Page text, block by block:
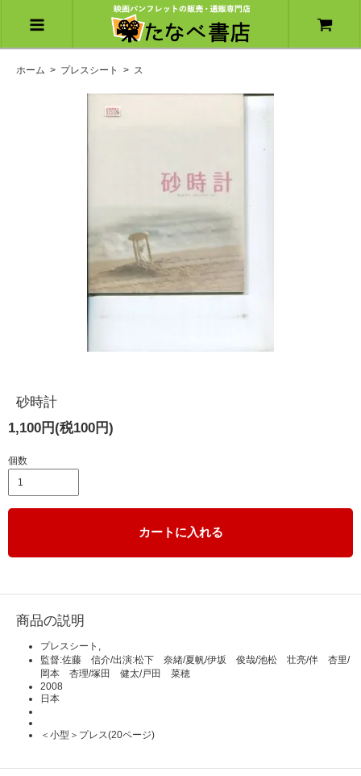
ホーム > プレスシート > ス
砂時計
1,100円(税100円)
個数
カートに入れる
商品の説明
プレスシート,
監督:佐藤 信介/出演:松下 奈緒/夏帆/伊坂 俊哉/池松 壮亮/伴 杏里/
岡本 杏理/塚田 健太/戸田 菜穂
2008
日本
＜小型＞プレス(20ページ)